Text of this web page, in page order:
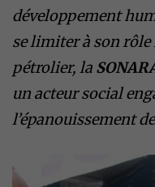
développement
se limiter à son
pétrolier, la
un acteur social
l’épanouissement